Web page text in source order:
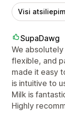
Visi
SupaDawg
We
flexible, and
made it easy
is intuitive to
Milk is
Highly